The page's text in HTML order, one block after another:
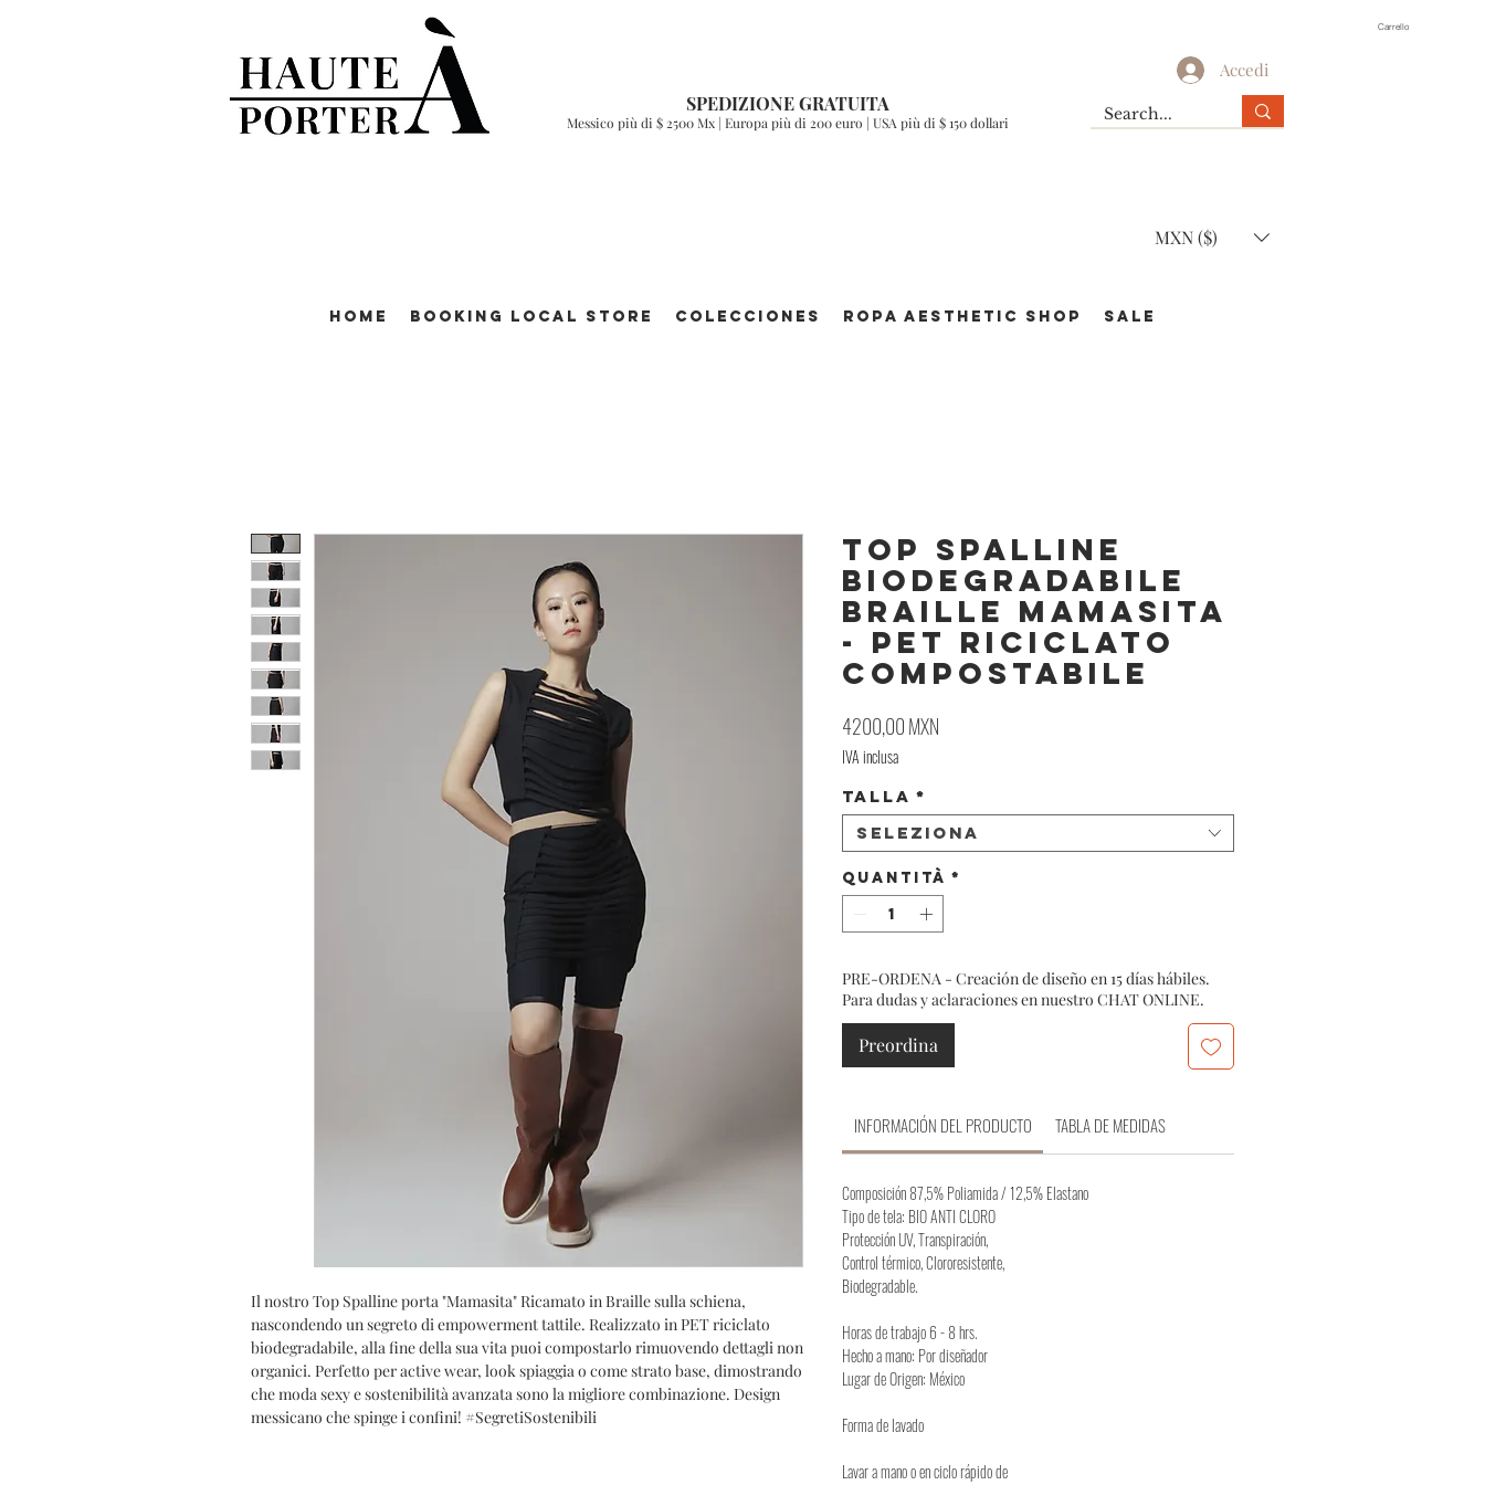
Carrello
SPEDIZIONE GRATUITA
Messico più di $ 2500 Mx | Europa più di 200 euro | USA più di $ 150 dollari
Accedi
MXN ($)
Home Booking Local Store Colecciones ROPA AESTHETIC Shop SALE
Il nostro Top Spalline porta "Mamasita" Ricamato in Braille sulla schiena,
nascondendo un segreto di empowerment tattile. Realizzato in PET riciclato
biodegradabile, alla fine della sua vita puoi compostarlo rimuovendo dettagli non
organici. Perfetto per active wear, look spiaggia o come strato base, dimostrando
che moda sexy e sostenibilità avanzata sono la migliore combinazione. Design
messicano che spinge i confini! #SegretiSostenibili
Top Spalline
Biodegradabile
Braille Mamasita
- PET Riciclato
Compostabile
4200,00 MXN
IVA inclusa
Talla *
Seleziona
Quantità *
PRE-ORDENA - Creación de diseño en 15 días hábiles.
Para dudas y aclaraciones en nuestro CHAT ONLINE.
Preordina
INFORMACIÓN DEL PRODUCTO TABLA DE MEDIDAS
Composición 87,5% Poliamida / 12,5% Elastano
Tipo de tela: BIO ANTI CLORO
Protección UV, Transpiración,
Control térmico, Clororesistente,
Biodegradable.
Horas de trabajo 6 - 8 hrs.
Hecho a mano: Por diseñador
Lugar de Origen: México
Forma de lavado
Lavar a mano o en ciclo rápido de